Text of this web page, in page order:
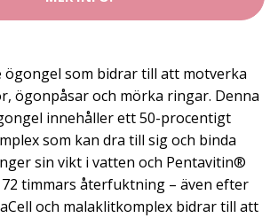
ögongel som bidrar till att motverka
ögonpåsar och mörka ringar. Denna
innehåller ett 50-procentigt
som kan dra till sig och binda
sin vikt i vatten och Pentavitin®
timmars återfuktning – även efter
och malaklitkomplex bidrar till att